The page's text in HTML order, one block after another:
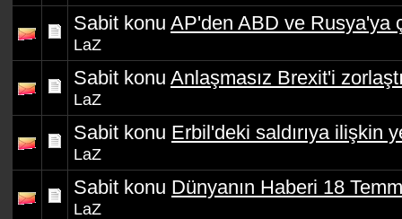
Sabit konu AP'den ABD ve Rusya'ya
LaZ
Sabit konu Anlaşmasız Brexit'i
LaZ
Sabit konu Erbil'deki saldırıya ilişkin
LaZ
Sabit konu Dünyanın Haberi 18
LaZ